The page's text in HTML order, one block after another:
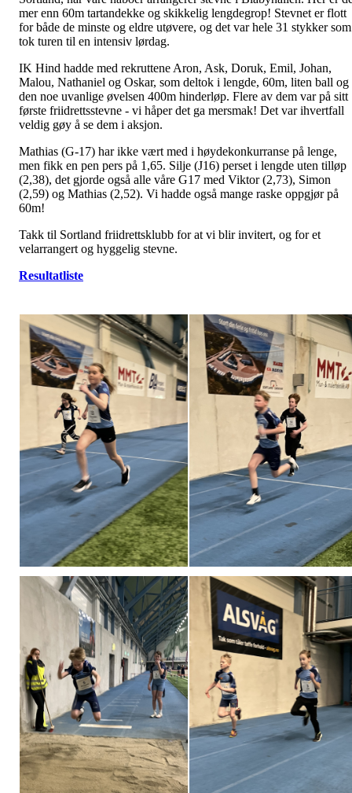
mer enn 60m tartandekke og skikkelig lengdegrop! Stevnet er flott
for både de minste og eldre utøvere, og det var hele 31 stykker som
tok turen til en intensiv lørdag.
IK Hind hadde med rekruttene Aron, Ask, Doruk, Emil, Johan,
Malou, Nathaniel og Oskar, som deltok i lengde, 60m, liten ball og
den noe uvanlige øvelsen 400m hinderløp. Flere av dem var på sitt
første friidrettsstevne - vi håper det ga mersmak! Det var ihvertfall
veldig gøy å se dem i aksjon.
Mathias (G-17) har ikke vært med i høydekonkurranse på lenge,
men fikk en pen pers på 1,65. Silje (J16) perset i lengde uten tilløp
(2,38), det gjorde også alle våre G17 med Viktor (2,73), Simon
(2,59) og Mathias (2,52). Vi hadde også mange raske oppgjør på
60m!
Takk til Sortland friidrettsklubb for at vi blir invitert, og for et
velarrangert og hyggelig stevne.
Resultatliste